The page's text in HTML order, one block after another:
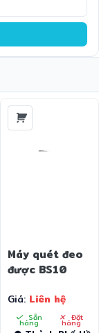
Máy quét đeo
được BS10
Giá: Liên hệ
Sẵn
hàng Đặt
hàng